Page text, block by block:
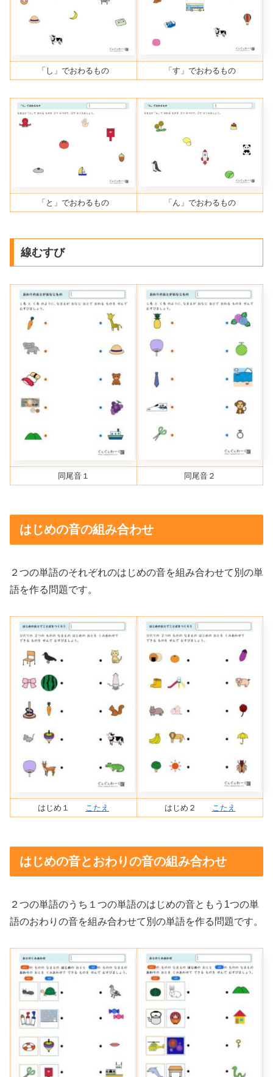
「し」でおわるもの 「す」でおわるもの
「と」でおわるもの 「ん」でおわるもの
線むすび
同尾音１ 同尾音２
はじめの音の組み合わせ
２つの単語のそれぞれのはじめの音を組み合わせて別の単
語を作る問題です。
はじめ１ こたえ はじめ２ こたえ
はじめの音とおわりの音の組み合わせ
２つの単語のうち１つの単語のはじめの音ともう1つの単
語のおわりの音を組み合わせて別の単語を作る問題です。